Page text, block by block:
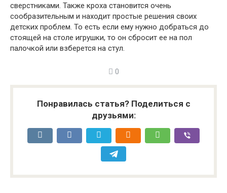
сверстниками. Также кроха становится очень
сообразительным и находит простые решения своих
детских проблем. То есть если ему нужно добраться до
стоящей на столе игрушки, то он сбросит ее на пол
палочкой или взберется на стул.
0
Понравилась статья? Поделиться с
друзьями: